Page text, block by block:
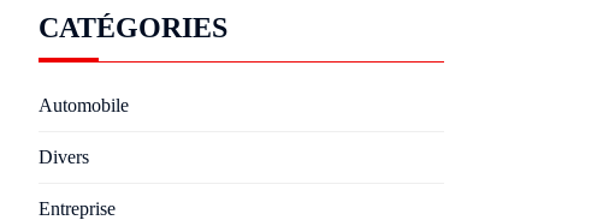
CATÉGORIES
Automobile
Divers
Entreprise